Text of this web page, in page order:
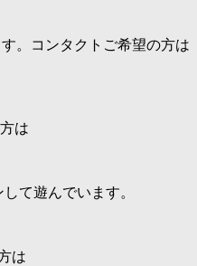
す。コンタクトご希望の方は
は
て遊んでいます。
は